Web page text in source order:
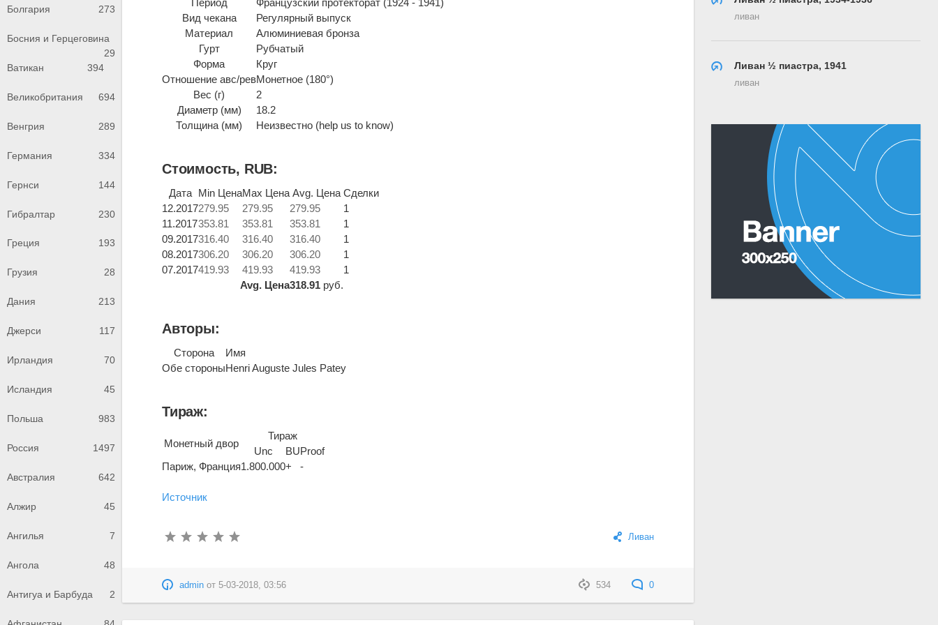
Болгария 273
Босния и Герцеговина
29
Ватикан
394
Великобритания 694
Венгрия 289
Германия 334
Гернси 144
Гибралтар 230
Греция 193
Грузия 28
Дания 213
Джерси 117
Ирландия 70
Исландия 45
Польша 983
Россия 1497
Австралия 642
Алжир 45
Ангилья 7
Ангола 48
Антигуа и Барбуда 2
Вид чекана
Регулярный выпуск
Материал
Алюминиевая бронза
Гурт
Рубчатый
Форма
Круг
Отношение авс/ревМонетное (180°)
Вес (г)
2
Диаметр (мм)
18.2
Толщина (мм)
Неизвестно (help us to know)
Стоимость, RUB:
Дата Min ЦенаMax Цена Avg. Цена Сделки
12.2017279.95 279.95 279.95
1
11.2017353.81 353.81 353.81
1
09.2017316.40 316.40 316.40
1
08.2017306.20 306.20 306.20
1
07.2017419.93 419.93 419.93
1
Avg. Цена318.91 руб.
Авторы:
Сторона
Имя
Обе стороныHenri Auguste Jules Patey
Тираж:
Монетный двор
Тираж
Unc
BUProof
Париж, Франция1.800.000+ -
Источник
Ливан
534 0
admin от5-03-2018, 03:56
ливан
Ливан ½ пиастра, 1941
ливан